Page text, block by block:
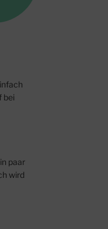
bei
paar
wird